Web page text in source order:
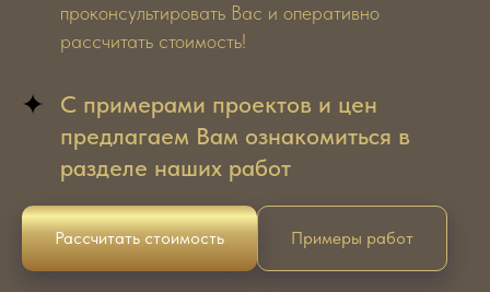
проконсультировать Вас и оперативно
рассчитать стоимость!
С примерами проектов и цен
предлагаем Вам ознакомиться в
разделе наших работ
Рассчитать стоимость Примеры работ